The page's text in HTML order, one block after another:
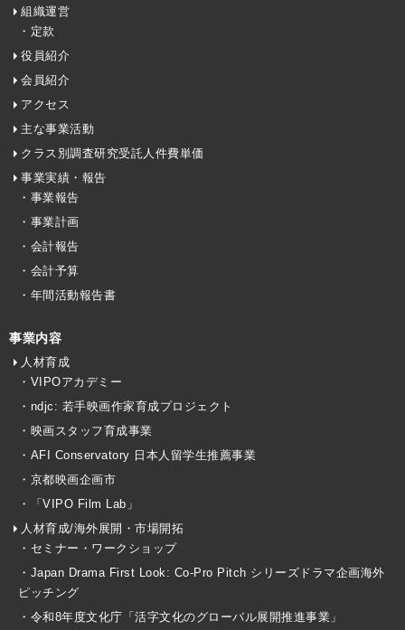
組織運営
・定款
役員紹介
会員紹介
アクセス
主な事業活動
クラス別調査研究受託人件費単価
事業実績・報告
・事業報告
・事業計画
・会計報告
・会計予算
・年間活動報告書
事業内容
人材育成
・VIPOアカデミー
・ndjc: 若手映画作家育成プロジェクト
・映画スタッフ育成事業
・AFI Conservatory 日本人留学生推薦事業
・京都映画企画市
・「VIPO Film Lab」
人材育成/海外展開・市場開拓
・セミナー・ワークショップ
・Japan Drama First Look: Co-Pro Pitch シリーズドラマ企画海外
ピッチング
・令和8年度文化庁「活字文化のグローバル展開推進事業」